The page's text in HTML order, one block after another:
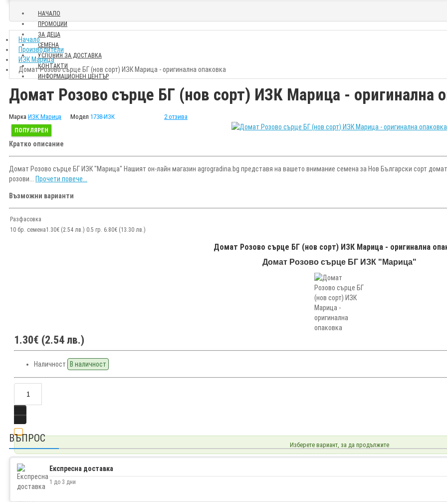
НАЧАЛО
ПРОМОЦИИ
ЗА ДЕЦА
СЕМЕНА
УСЛОВИЯ ЗА ДОСТАВКА
КОНТАКТИ
ИНФОРМАЦИОНЕН ЦЕНТЪР
Начало
Производители
ИЗК Марица
Домат Розово сърце БГ (нов сорт) ИЗК Марица - оригинална опаковка
Домат Розово сърце БГ (нов сорт) ИЗК Марица - оригинална
Марка ИЗК Марица Модел 1738-ИЗК 2 отзива
ПОПУЛЯРЕН
Кратко описание
Домат Розово сърце БГ ИЗК "Марица" Нашият он-лайн магазин agrogradina.bg представя на вашето внимание семена за Нов Български сорт
розови... Прочети повече...
Възможни варианти
Разфасовка
10 бр. семена1.30€ (2.54 лв.) 0.5 гр. 6.80€ (13.30 лв.)
Домат Розово сърце БГ (нов сорт) ИЗК Марица - оригинална
Домат Розово сърце БГ ИЗК "Марица"
1.30€ (2.54 лв.)
Наличност В наличност
Изберете вариант, за да продължите
Facebook
ВЪПРОС
Експресна доставка
1 до 3 дни